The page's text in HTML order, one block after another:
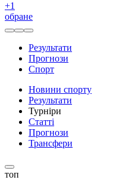
+1
обране
Результати
Прогнози
Спорт
Новини спорту
Результати
Турніри
Статті
Прогнози
Трансфери
топ